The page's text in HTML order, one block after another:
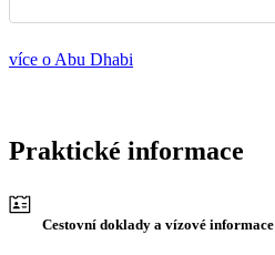
více o Abu Dhabi
Praktické informace
Cestovní doklady a vízové informace